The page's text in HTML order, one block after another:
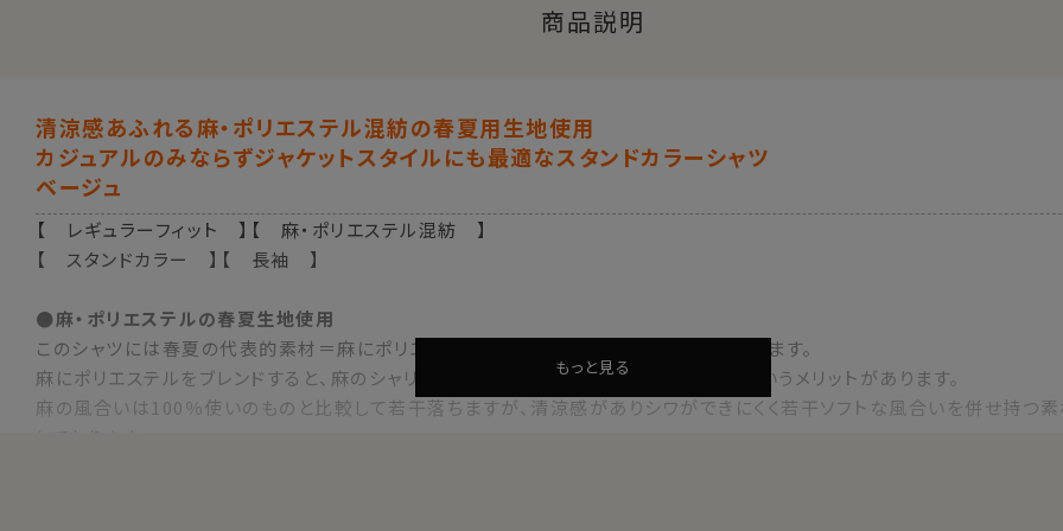
商品説明
清涼感あふれる麻・ポリエステル混紡の春夏用生地使用
カジュアルのみならずジャケットスタイルにも最適なスタンドカラーシャツ
ベージュ
【 レギュラーフィット 】【 麻・ポリエステル混紡 】
【 スタンドカラー 】【 長袖 】
●麻・ポリエステルの春夏生地使用
このシャツには春夏の代表的素材＝麻にポリエステルをブレンドした生地を使用しております。
麻にポリエステルをブレンドすると、麻のシャリ感を活かしながらシワができにくくなるというメリットがあります。
麻の風合いは100％使いのものと比較して若干落ちますが、清涼感がありシワができにくく若干ソフトな風合いを併せ持つ
もっと見る